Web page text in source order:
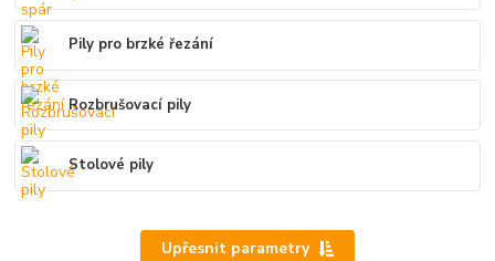
Pily pro brzké řezání
Rozbrušovací pily
Stolové pily
Upřesnit parametry